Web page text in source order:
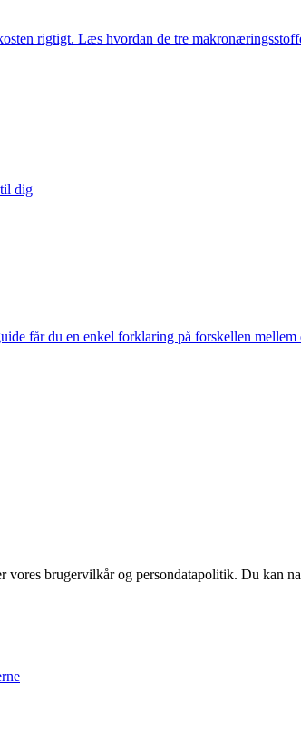
rigtigt. Læs hvordan de tre
dig
får du en enkel forklaring på forskellen
brugervilkår og persondatapolitik. Du kan